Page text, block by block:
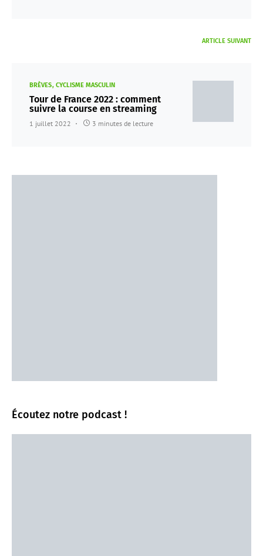
ARTICLE SUIVANT
BRÈVES CYCLISME MASCULIN
Tour de France 2022 : comment
suivre la course en streaming
1 juillet 2022 3 minutes de lecture
Écoutez notre podcast !